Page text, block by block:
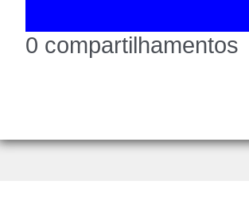
0 compartilhamentos